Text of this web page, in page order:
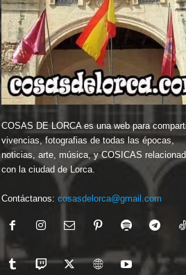
COSAS DE LORCA es una web para
vivencias, fotografias de todas las épocas,
noticias, arte, música, y COSICAS
con la ciudad de Lorca.
Contáctanos: cosasdelorca@gmail.com